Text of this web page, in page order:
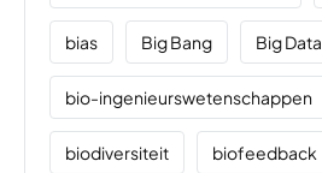
bias Big Bang Big Data
bio-ingenieurswetenschappen
biodiversiteit biofeedback